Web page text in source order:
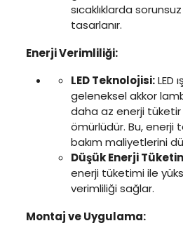
sıcaklıklarda
tasarlanır.
Enerji Verimliliği:
LED Teknolojisi:LED
geleneksel akkor
daha az enerji
ömürlüdür. Bu, enerji
bakım maliyetlerini
Düşük Enerji
enerji tüketimi ile
verimliliği sağlar.
Montaj ve Uygulama: